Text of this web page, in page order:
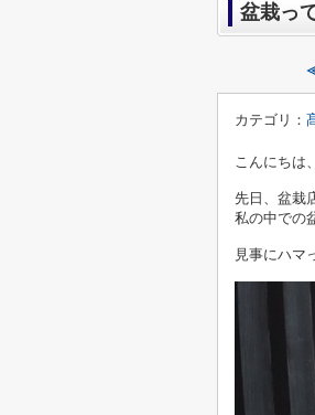
盆栽っ
カテゴリ：
こんにちは
先日、盆栽
私の中での
見事にハマ